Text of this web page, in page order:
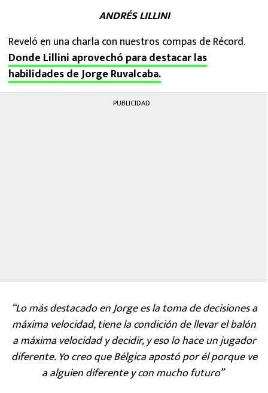
ANDRÉS LILLINI
Reveló en una charla con nuestros compas de Récord.
Donde Lillini aprovechó para destacar las
habilidades de Jorge Ruvalcaba.
PUBLICIDAD
“Lo más destacado en Jorge es la toma de decisiones a
máxima velocidad, tiene la condición de llevar el balón
a máxima velocidad y decidir, y eso lo hace un jugador
diferente. Yo creo que Bélgica apostó por él porque ve
a alguien diferente y con mucho futuro”